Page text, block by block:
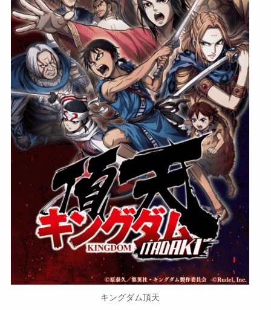
キングダム頂天